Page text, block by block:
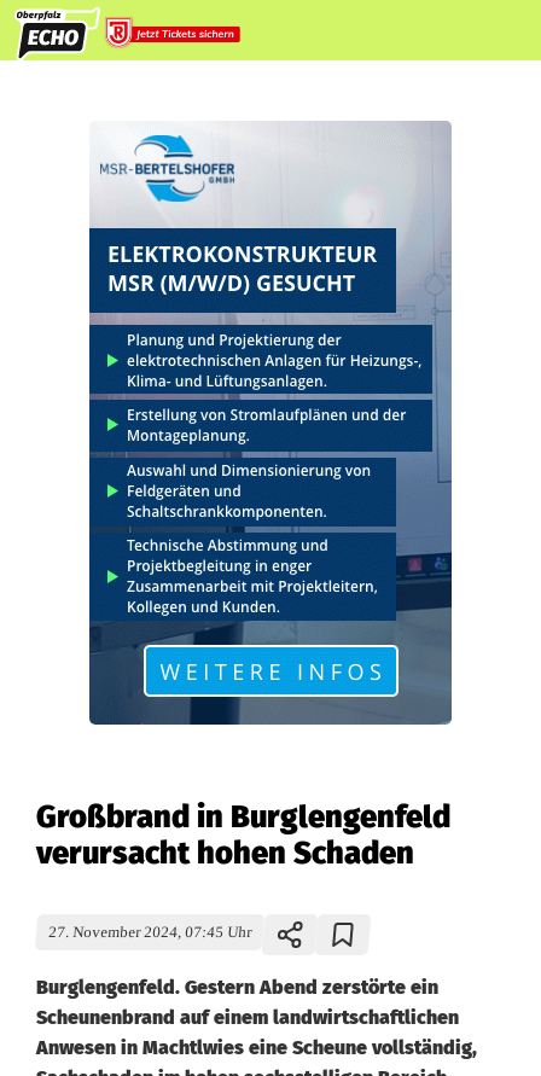
Großbrand in Burglengenfeld
verursacht hohen Schaden
27. November 2024, 07:45 Uhr
Burglengenfeld. Gestern Abend zerstörte ein
Scheunenbrand auf einem landwirtschaftlichen
Anwesen in Machtlwies eine Scheune vollständig,